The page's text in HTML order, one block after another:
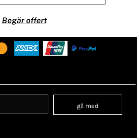
Begär offert
gå med